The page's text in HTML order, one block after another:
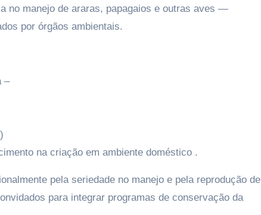
no manejo de araras, papagaios e outras aves —
por órgãos ambientais.
–
na criação em ambiente doméstico .
pela seriedade no manejo e pela reprodução de
para integrar programas de conservação da